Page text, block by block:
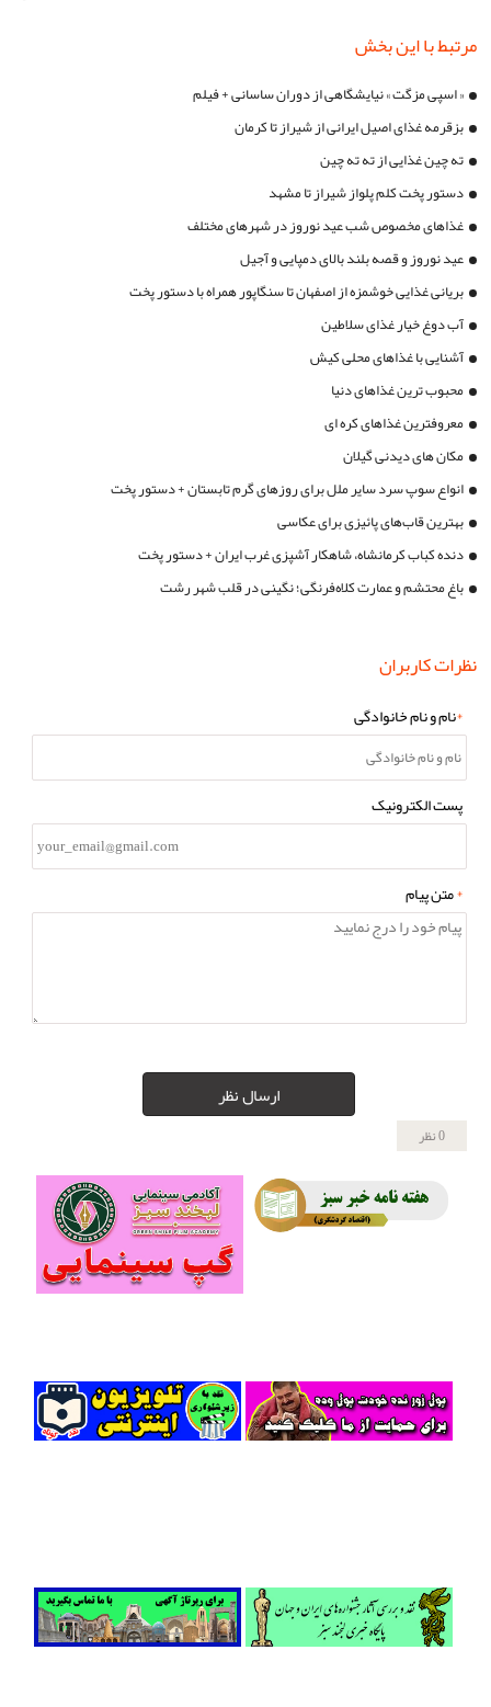
مرتبط با این بخش
« اسپی مزگت » نیایشگاهی از دوران ساسانی + فیلم
بزقرمه غذای اصیل ایرانی از شیراز تا کرمان
ته چین غذایی از ته ته چین
دستور پخت کلم پلواز شیراز تا مشهد
غذاهای مخصوص شب عید نوروز در شهرهای مختلف
عید نوروز و قصه بلند بالای دمپایی و آجیل
بریانی غذایی خوشمزه از اصفهان تا سنگاپور همراه با دستور پخت
آب دوغ خیار غذای سلاطین
آشنایی با غذاهای محلی کیش
محبوب ترین غذاهای دنیا
معروفترین غذاهای کره ای
مکان های دیدنی گیلان
انواع سوپ سرد سایر ملل برای روزهای گرم تابستان + دستور پخت
بهترین قاب‌های پائیزی برای عکاسی
دنده کباب کرمانشاه، شاهکار آشپزی غرب ایران + دستور پخت
باغ محتشم و عمارت کلاه‌فرنگی؛ نگینی در قلب شهر رشت
نظرات کاربران
*نام و نام خانوادگی
پست الکترونیک
*متن پیام
ارسال نظر
0 نظر